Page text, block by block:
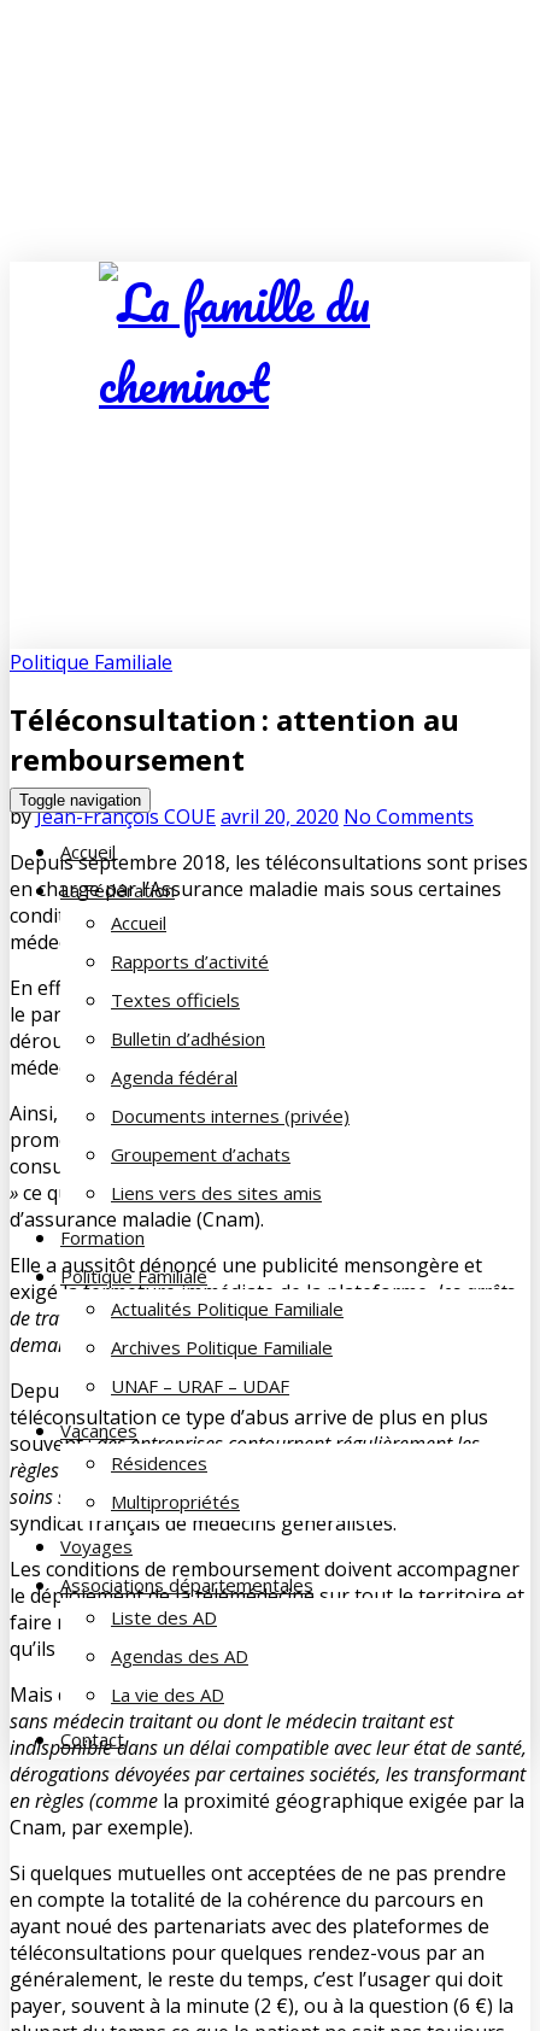
Toggle navigation
Accueil
La Fédération
Accueil
Rapports d’activité
Textes officiels
Bulletin d’adhésion
Agenda fédéral
Documents internes (privée)
Groupement d’achats
Liens vers des sites amis
Formation
Politique Familiale
Actualités Politique Familiale
Archives Politique Familiale
UNAF – URAF – UDAF
Vacances
Résidences
Multipropriétés
Voyages
Associations départementales
Liste des AD
Agendas des AD
La vie des AD
Contact
Politique Familiale
Téléconsultation : attention au
remboursement
byJean-François COUEavril 20, 2020 No Comments
Depuis septembre 2018, les téléconsultations sont prises
en charge par l’Assurance maladie mais sous certaines
conditions. « Détails » ignorés par certains sites de « e-
médecine » au dépend des patients.
En effet, la prise en charge n’est faite que s’il y a respect
le parcours de soins : la consultation à distance doit se
dérouler avec le médecin traitant ou sinon avec un
médecin déjà consulté dans l’année.
Ainsi, un site est arrivé début janvier sur Internet
promettant l’obtention d’un arrêt de travail au prix d’une
consultation ordinaire (25 €) et soi-disant
»ce quia déclenché la réaction de la Caisse nationale
d’assurance maladie (Cnam).
Elle a aussitôt dénoncé une publicité mensongère et
exigé la fermeture immédiate de la plateforme, les arrêts
de travail n’étant passusceptibles d’être distribués à la
demande.
Depuis la mise en place du remboursement de la
téléconsultation ce type d’abus arrive de plus en plus
souvent :des entreprises contournentrégulièrement les
règles conventionnelles et font croire aux patients que les
soins seront remboursés », selon le syndicat MG France,
syndicat français de médecins généralistes.
Les conditions de remboursement doivent accompagner
le déploiement de la télémédecine sur tout le territoire et
faire respecter par les patients le parcours de soins pour
qu’ils puissent bénéficier du remboursement à taux plein.
Mais des dérogations ont été édictées pour
sans médecin traitant ou dont le médecin traitant est
indisponible dans un délai compatible avec leur état de santé,
dérogations dévoyées par certaines sociétés, les transformant
en règles (comme la proximité géographique exigée par la
Cnam, par exemple).
Si quelques mutuelles ont acceptées de ne pas prendre
en compte la totalité de la cohérence du parcours en
ayant noué des partenariats avec des plateformes de
téléconsultations pour quelques rendez-vous par an
généralement, le reste du temps, c’est l’usager qui doit
payer, souvent à la minute (2 €), ou à la question (6 €) la